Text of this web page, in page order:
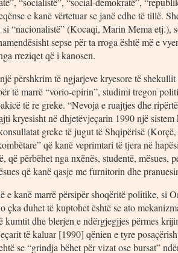
e kanë vërtetuar se janë edhe të tillë.
si “nacionalistë” (Kocaqi, Marin Mema etj.),
sepse për ta rroga është më e
rreziqet që i kanosen.
përshkrim të ngjarjeve kryesore të
të marrë “vorio-epirin”, studimi tregon
të re greke. “Nevoja e ruajtjes dhe
kryesisht në dhjetëvjeçarin 1990 një
greke të jugut të Shqipërisë
që kanë veprimtari të tjera në
që përbëhet nga nxënës, studentë, mësues,
që kanë qasje me furnitorin dhe
e kanë marrë përsipër shoqëritë politike, si
çka duhet të kuptohet është se ato
kumtit dhe blerjen e ndërgjegjjes përmes
të kaluar [1990] qënien e tyre
se “grindja bëhet për vizat ose bursat”